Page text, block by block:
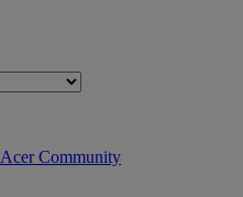
Acer Community